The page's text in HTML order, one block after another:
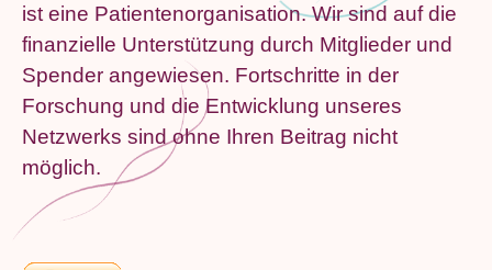
ist eine Patientenorganisation. Wir sind auf die
finanzielle Unterstützung durch Mitglieder und
Spender angewiesen. Fortschritte in der
Forschung und die Entwicklung unseres
Netzwerks sind ohne Ihren Beitrag nicht
möglich.